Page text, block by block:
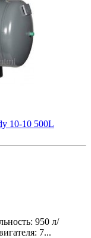
10-10 500L
950 л/
7...